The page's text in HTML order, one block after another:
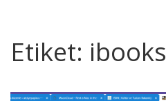
Etiket: ibooks